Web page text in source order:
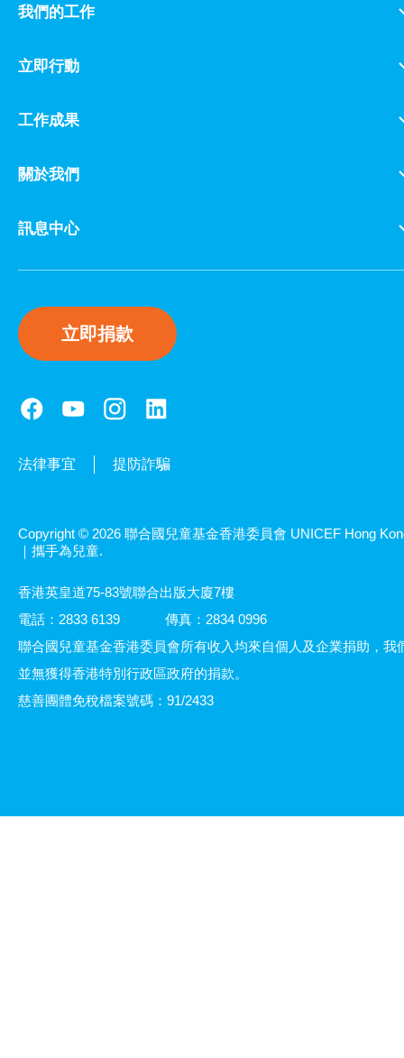
我們的工作
立即行動
工作成果
關於我們
訊息中心
立即捐款
法律事宜 提防詐騙
Copyright © 2026 聯合國兒童基金香港委員會 UNICEF Hong
｜攜手為兒童.
香港英皇道75-83號聯合出版大廈7樓
電話：2833 6139
傳真：2834 0996
聯合國兒童基金香港委員會所有收入均來自個人及企業捐助，我
並無獲得香港特別行政區政府的捐款。
慈善團體免稅檔案號碼：91/2433